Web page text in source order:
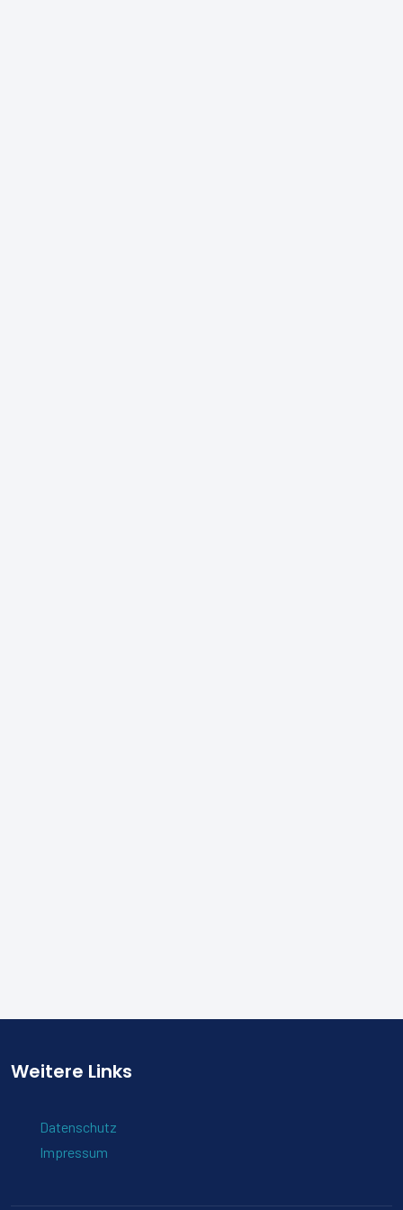
Weitere Links
Datenschutz
Impressum